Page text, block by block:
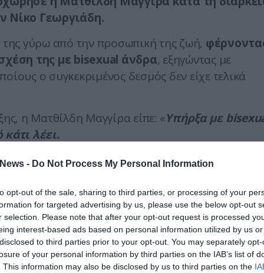
- Do Not Process My Personal Information
opt-out of the sale, sharing to third parties, or processing of your
for targeted advertising by us, please use the below opt-out
selection. Please note that after your opt-out request is processed
interest-based ads based on personal information utilized by us
to third parties prior to your opt-out. You may separately
of your personal information by third parties on the IAB’s list of
This information may also be disclosed by us to third parties on the
Νίκο Γεωργιάδη.
της γύρω από την προσωπική της ζωή,
της με bisexual άνδρα, εξηγώντας με
ο συγκεκριμένος δεσμός δεν είχε τελικά
η Ματθίλδη Μαγγίρα είπε: «Υπήρξα με
λέει.
αντιλήφθηκα ότι ο ανταγωνισμός, η ζήλεια, είναι
δεν έχω δικαίωμα σε κάποιον άλλον.
τον αγαπάμε και πάμε και περάσει κάπου